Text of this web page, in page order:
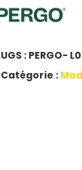
UGS : PERGO-
Catégorie :